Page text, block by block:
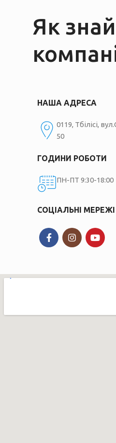
Як
НАША АДРЕСА
0119, Тбілісі,
50
ГОДИНИ РОБОТИ
ПН-ПТ 9:30-18:00
СОЦІАЛЬНІ МЕРЕЖІ